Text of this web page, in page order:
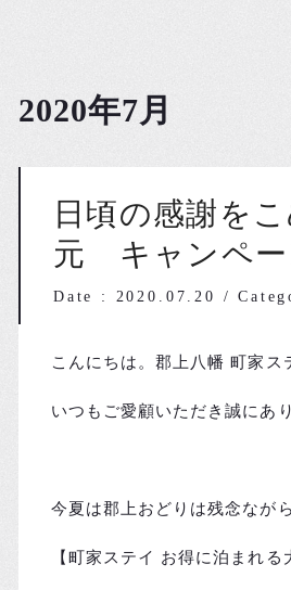
2020年7月
日頃の感謝を
元 キャンペー
Date : 2020.07.20 /
こんにちは。郡上八幡 町家ス
いつもご愛顧いただき誠にあ
今夏は郡上おどりは残念なが
【町家ステイ お得に泊まれ